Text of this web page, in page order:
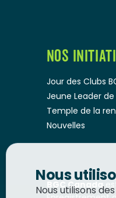
NOS
Jour des Clubs
Jeune Leader de
Temple de la
Nouvelles
BGC Canada
Nous
Nous utilisons